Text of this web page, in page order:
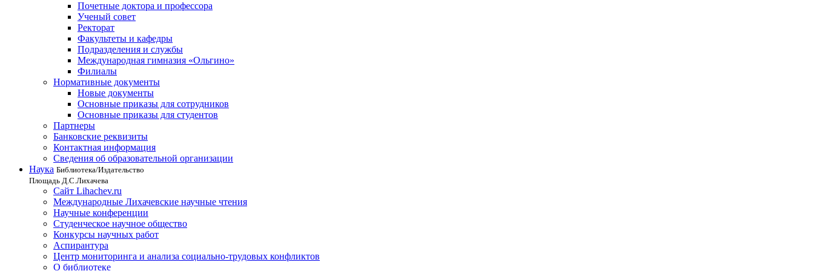
Почетные доктора и профессора
Ученый совет
Ректорат
Факультеты и кафедры
Подразделения и службы
Международная гимназия «Ольгино»
Филиалы
Нормативные документы
Новые документы
Основные приказы для сотрудников
Основные приказы для студентов
Партнеры
Банковские реквизиты
Контактная информация
Сведения об образовательной организации
Наука Библиотека/Издательство
Площадь Д.С.Лихачева
Сайт Lihachev.ru
Международные Лихачевские научные чтения
Научные конференции
Студенческое научное общество
Конкурсы научных работ
Аспирантура
Центр мониторинга и анализа социально-трудовых конфликтов
О библиотеке